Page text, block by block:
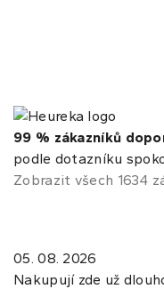
99 % zákazníků
podle dotazníku
Zobrazit všech 1634
05. 08. 2026
Nakupují zde už